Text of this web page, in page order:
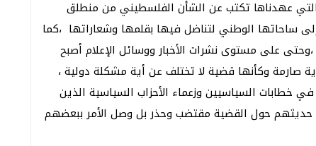
التي عهدناها تكتب عن الشأن الفلسطيني من منطلق
ساحاتها الوطني لتناضل فيها بقلمها وشعاراتها ،كما
على مستوى نشرات الأخبار ووسائل الإعلام أصبح
صارمة وكأنها قضية لا تختلف عن أية مشكلة دولية ،
خطابات السياسيين وزعماء الأحزاب السياسية الذين
حول القضية مقتضب وحذر بل وصل الأمر ببعضهم